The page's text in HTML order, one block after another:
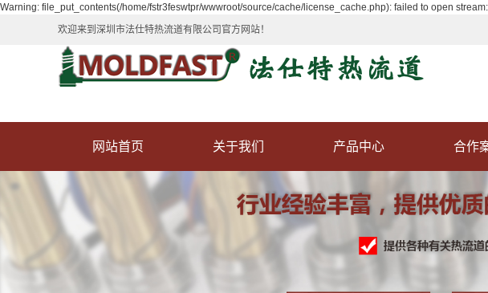
Warning: file_put_contents(/home/fstr3feswtpr/wwwroot/source/cache/license_cache.php): failed to open
欢迎来到深圳市法仕特热流道有限公司官方网站！
网站首页 关于我们 产品中心
尖点式热咀
开放式热咀
合作